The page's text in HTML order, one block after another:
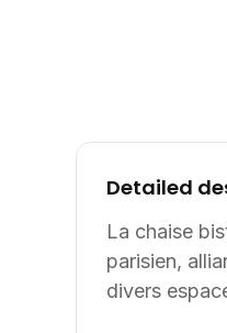
Detailed
La chaise
parisien,
divers